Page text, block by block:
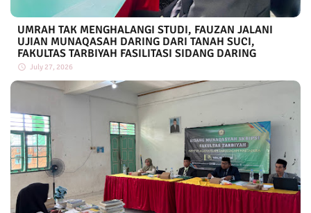
UMRAH TAK MENGHALANGI STUDI, FAUZAN JALANI
UJIAN MUNAQASAH DARING DARI TANAH SUCI,
FAKULTAS TARBIYAH FASILITASI SIDANG DARING
July 27, 2026